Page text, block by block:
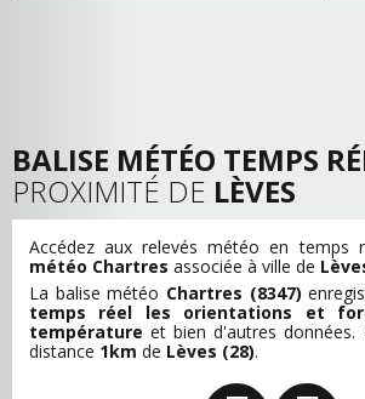
BALISE MÉTÉO TEMPS
PROXIMITÉ DE LÈVES
Accédez aux relevés météo en temps
météo Chartres associée à ville de
La balise météo Chartres (8347)
temps réel les orientations et
température et bien d'autres données.
distance 1km de Lèves (28).